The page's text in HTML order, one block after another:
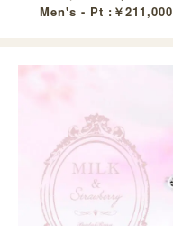
Men's - Pt :￥211,000